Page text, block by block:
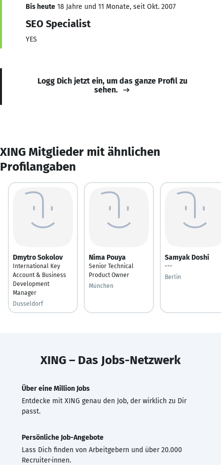
Bis heute 18 Jahre und 11 Monate, seit Okt. 2007
SEO Specialist
YES
Logg Dich jetzt ein, um das ganze Profil zu
sehen.
XING Mitglieder mit ähnlichen
Profilangaben
Dmytro Sokolov
International Key
Account & Business
Development
Manager
Dusseldorf
Nima Pouya
Senior Technical
Product Owner
München
Samyak Doshi
---
Berlin
XING – Das Jobs-Netzwerk
Über eine Million Jobs
Entdecke mit XING genau den Job, der wirklich zu Dir
passt.
Persönliche Job-Angebote
Lass Dich finden von Arbeitgebern und über 20.000
Recruiter·innen.